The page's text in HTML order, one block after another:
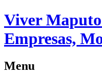
Viver
Empresas,
Menu